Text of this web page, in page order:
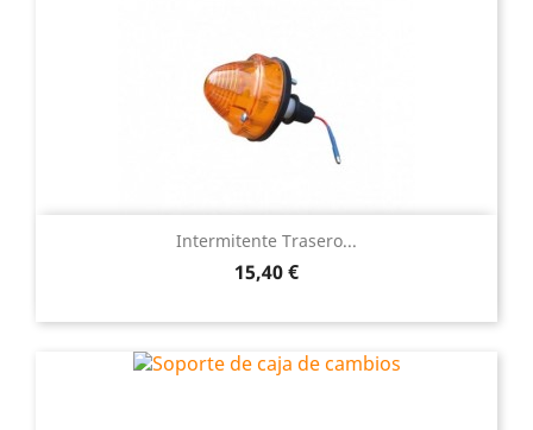
Intermitente Trasero...
Precio
15,40 €